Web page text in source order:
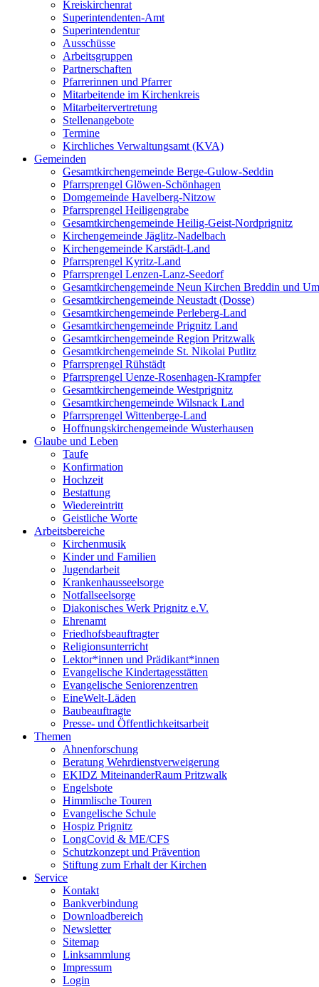
Kreiskirchenrat
Superintendenten-Amt
Superintendentur
Ausschüsse
Arbeitsgruppen
Partnerschaften
Pfarrerinnen und Pfarrer
Mitarbeitende im Kirchenkreis
Mitarbeitervertretung
Stellenangebote
Termine
Kirchliches Verwaltungsamt (KVA)
Gemeinden
Gesamtkirchengemeinde Berge-Gulow-Seddin
Pfarrsprengel Glöwen-Schönhagen
Domgemeinde Havelberg-Nitzow
Pfarrsprengel Heiligengrabe
Gesamtkirchengemeinde Heilig-Geist-Nordprignitz
Kirchengemeinde Jäglitz-Nadelbach
Kirchengemeinde Karstädt-Land
Pfarrsprengel Kyritz-Land
Pfarrsprengel Lenzen-Lanz-Seedorf
Gesamtkirchengemeinde Neun Kirchen Breddin und
Gesamtkirchengemeinde Neustadt (Dosse)
Gesamtkirchengemeinde Perleberg-Land
Gesamtkirchengemeinde Prignitz Land
Gesamtkirchengemeinde Region Pritzwalk
Gesamtkirchengemeinde St. Nikolai Putlitz
Pfarrsprengel Rühstädt
Pfarrsprengel Uenze-Rosenhagen-Krampfer
Gesamtkirchengemeinde Westprignitz
Gesamtkirchengemeinde Wilsnack Land
Pfarrsprengel Wittenberge-Land
Hoffnungskirchengemeinde Wusterhausen
Glaube und Leben
Taufe
Konfirmation
Hochzeit
Bestattung
Wiedereintritt
Geistliche Worte
Arbeitsbereiche
Kirchenmusik
Kinder und Familien
Jugendarbeit
Krankenhausseelsorge
Notfallseelsorge
Diakonisches Werk Prignitz e.V.
Ehrenamt
Friedhofsbeauftragter
Religionsunterricht
Lektor*innen und Prädikant*innen
Evangelische Kindertagesstätten
Evangelische Seniorenzentren
EineWelt-Läden
Baubeauftragte
Presse- und Öffentlichkeitsarbeit
Themen
Ahnenforschung
Beratung Wehrdienstverweigerung
EKIDZ MiteinanderRaum Pritzwalk
Engelsbote
Himmlische Touren
Evangelische Schule
Hospiz Prignitz
LongCovid & ME/CFS
Schutzkonzept und Prävention
Stiftung zum Erhalt der Kirchen
Service
Kontakt
Bankverbindung
Downloadbereich
Newsletter
Sitemap
Linksammlung
Impressum
Login